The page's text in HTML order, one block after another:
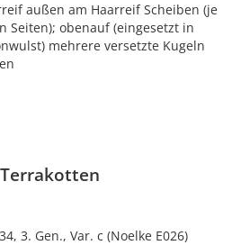
außen am Haarreif Scheiben (je
Seiten); obenauf (eingesetzt in
mehrere versetzte Kugeln
3. Gen., Var. c (Noelke E026)